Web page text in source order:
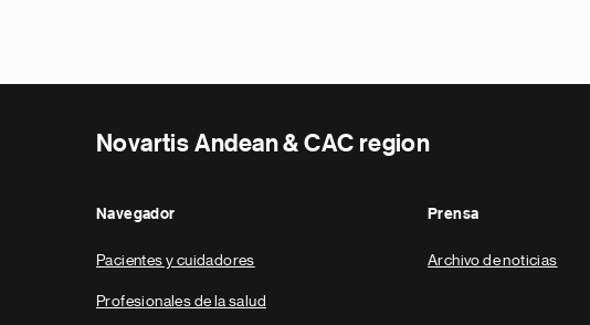
Novartis Andean & CAC region
Navegador
Pacientes y cuidadores
Profesionales de la salud
Prensa
Archivo de noticias